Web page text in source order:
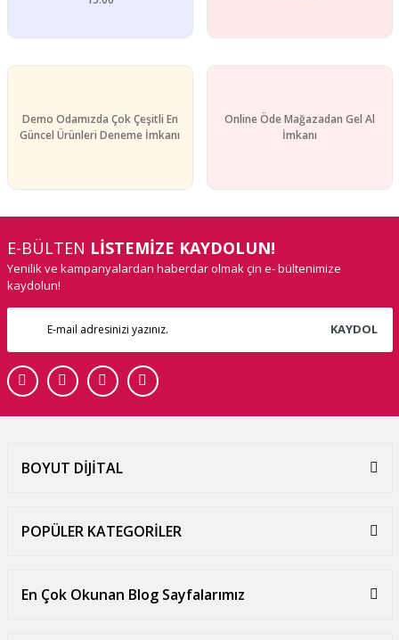
Demo Odamızda Çok Çeşitli En
Güncel Ürünleri Deneme İmkanı
Online Öde Mağazadan Gel Al
İmkanı
E-BÜLTEN LİSTEMİZE KAYDOLUN!
Yenilik ve kampanyalardan haberdar olmak çin e- bültenimize
kaydolun!
KAYDOL
BOYUT DİJİTAL
POPÜLER KATEGORİLER
En Çok Okunan Blog Sayfalarımız